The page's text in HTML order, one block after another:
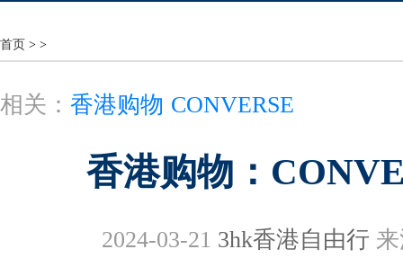
首页 > >
相关： 香港购物 CONVERSE
香港购物：
2024-03-21 3hk香港自由行